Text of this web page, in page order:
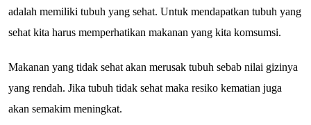
adalah memiliki tubuh yang sehat. Untuk mendapatkan tubuh yang
sehat kita harus memperhatikan makanan yang kita komsumsi.
Makanan yang tidak sehat akan merusak tubuh sebab nilai gizinya
yang rendah. Jika tubuh tidak sehat maka resiko kematian juga
akan semakim meningkat.